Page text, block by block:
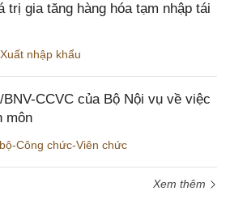
trị gia tăng hàng hóa tạm nhập tái
Xuất nhập khẩu
BNV-CCVC của Bộ Nội vụ về việc
môn
Công chức-Viên chức
Xem thêm